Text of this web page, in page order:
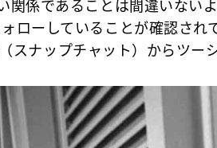
関係であることは間違いない
ローしていることが確認され
スナップチャット）からツー